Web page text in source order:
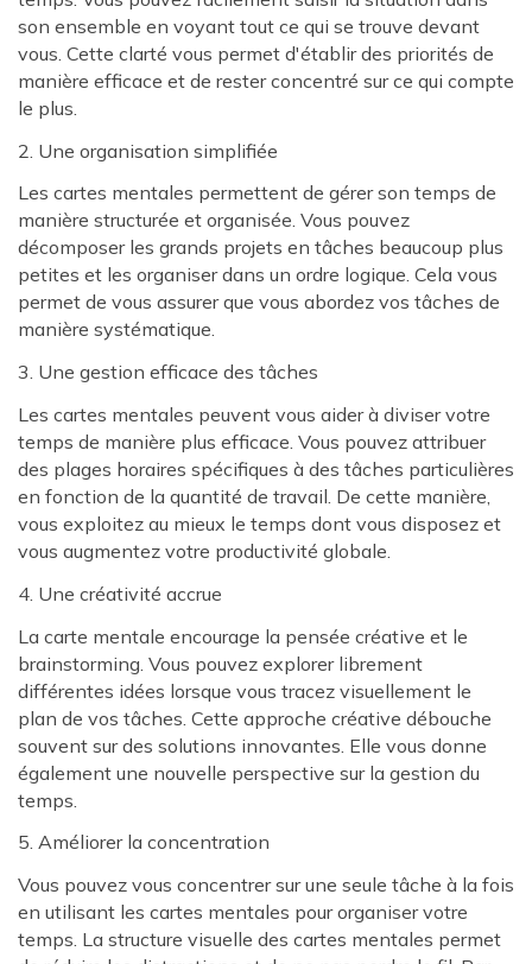
son ensemble en voyant tout ce qui se trouve devant
vous. Cette clarté vous permet d'établir des priorités de
manière efficace et de rester concentré sur ce qui compte
le plus.
2. Une organisation simplifiée
Les cartes mentales permettent de gérer son temps de
manière structurée et organisée. Vous pouvez
décomposer les grands projets en tâches beaucoup plus
petites et les organiser dans un ordre logique. Cela vous
permet de vous assurer que vous abordez vos tâches de
manière systématique.
3. Une gestion efficace des tâches
Les cartes mentales peuvent vous aider à diviser votre
temps de manière plus efficace. Vous pouvez attribuer
des plages horaires spécifiques à des tâches particulières
en fonction de la quantité de travail. De cette manière,
vous exploitez au mieux le temps dont vous disposez et
vous augmentez votre productivité globale.
4. Une créativité accrue
La carte mentale encourage la pensée créative et le
brainstorming. Vous pouvez explorer librement
différentes idées lorsque vous tracez visuellement le
plan de vos tâches. Cette approche créative débouche
souvent sur des solutions innovantes. Elle vous donne
également une nouvelle perspective sur la gestion du
temps.
5. Améliorer la concentration
Vous pouvez vous concentrer sur une seule tâche à la fois
en utilisant les cartes mentales pour organiser votre
temps. La structure visuelle des cartes mentales permet